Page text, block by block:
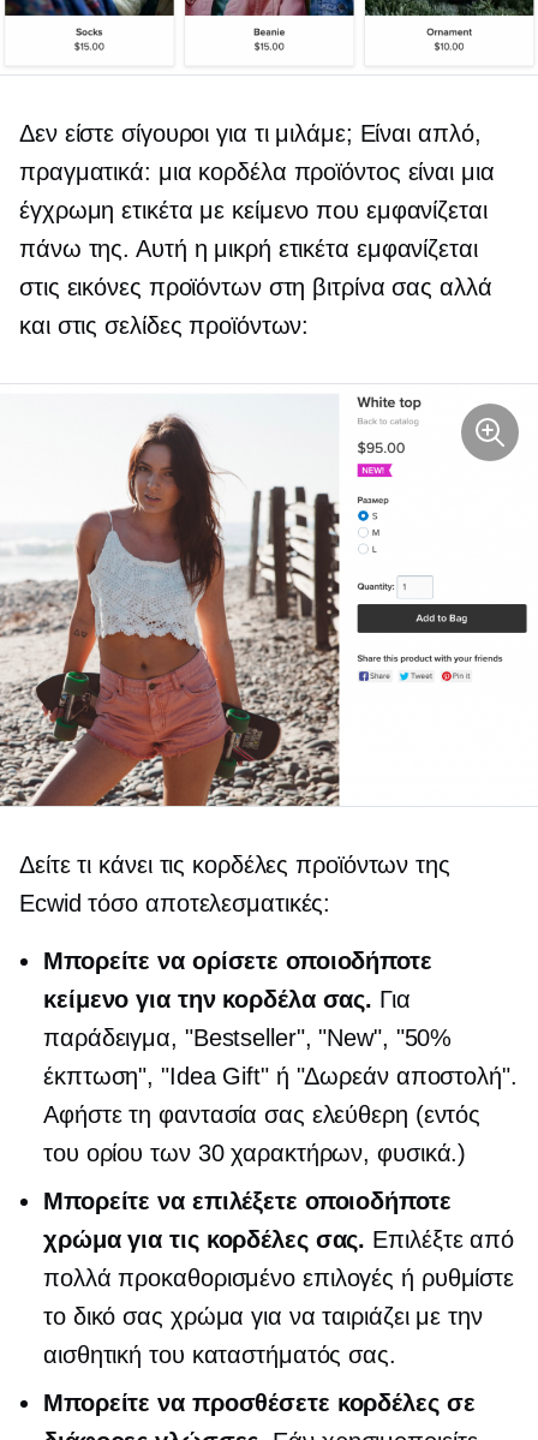
Δεν είστε σίγουροι για τι μιλάμε; Είναι απλό,
πραγματικά: μια κορδέλα προϊόντος είναι μια
έγχρωμη ετικέτα με κείμενο που εμφανίζεται
πάνω της. Αυτή η μικρή ετικέτα εμφανίζεται
στις εικόνες προϊόντων στη βιτρίνα σας αλλά
και στις σελίδες προϊόντων:
Δείτε τι κάνει τις κορδέλες προϊόντων της
Ecwid τόσο αποτελεσματικές:
Μπορείτε να ορίσετε οποιοδήποτε
κείμενο για την κορδέλα σας. Για
παράδειγμα, "Bestseller", "New", "50%
έκπτωση", "Idea Gift" ή "Δωρεάν αποστολή".
Αφήστε τη φαντασία σας ελεύθερη (εντός
του ορίου των 30 χαρακτήρων, φυσικά.)
Μπορείτε να επιλέξετε οποιοδήποτε
χρώμα για τις κορδέλες σας. Επιλέξτε από
πολλάπροκαθορισμένο επιλογές ή ρυθμίστε
το δικό σας χρώμα για να ταιριάζει με την
αισθητική του καταστήματός σας.
Μπορείτε να προσθέσετε κορδέλες σε